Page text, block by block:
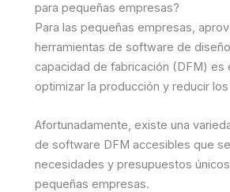
para pequeñas empresas?
Para las pequeñas empresas,
herramientas de software de
capacidad de fabricación (DFM) es
optimizar la producción y reducir
Afortunadamente, existe una
de software DFM accesibles que
necesidades y presupuestos
pequeñas empresas.